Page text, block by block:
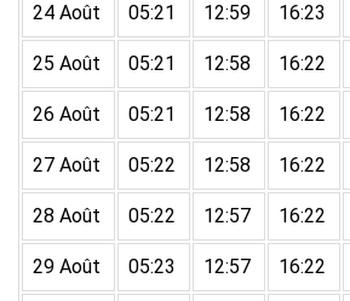
24 Août 05:21 12:59 16:23
25 Août 05:21 12:58 16:22
26 Août 05:21 12:58 16:22
27 Août 05:22 12:58 16:22
28 Août 05:22 12:57 16:22
29 Août 05:23 12:57 16:22